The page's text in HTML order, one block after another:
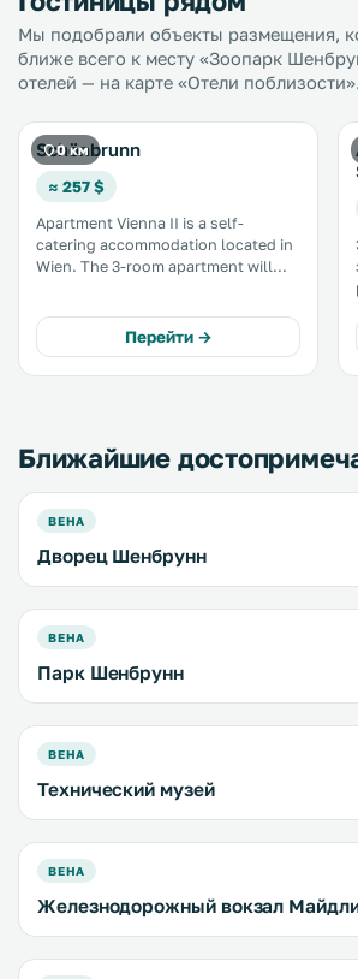
Мы подобрали объекты размещения,
ближе всего к месту «Зоопарк
отелей — на карте «Отели поблизости».
0 км
Schönbrunn
≈ 257 $
Apartment Vienna II is a self-
catering accommodation located in
Wien. The 3-room apartment will
a dishwasher and a refrigerator,
shower/WC, 2 bedrooms and
terrrace. .
Перейти →
Ближайшие
ВЕНА
Дворец Шенбрунн
ВЕНА
Парк Шенбрунн
ВЕНА
Технический музей
ВЕНА
Железнодорожный вокзал